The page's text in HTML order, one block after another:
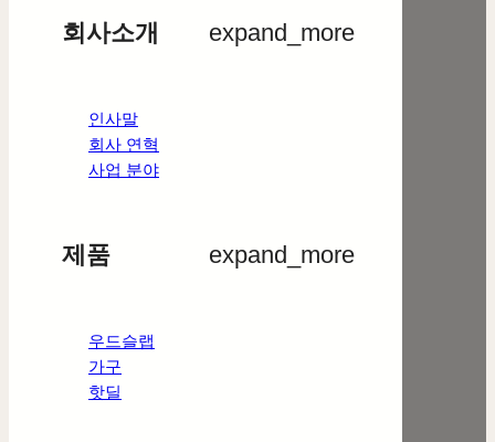
회사소개 expand_more
인사말
회사 연혁
사업 분야
제품 expand_more
우드슬랩
가구
핫딜